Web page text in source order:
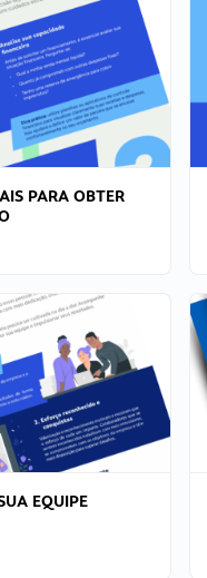
PARA OBTER
EQUIPE